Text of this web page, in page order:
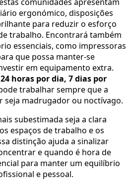
ergonómico, disposições
para reduzir o esforço
trabalho. Encontrará também
essenciais, como impressoras
que possa manter-se
em equipamento extra.
horas por dia, 7 dias por
trabalhar sempre que a
seja madrugador ou noctívago.
subestimada seja a clara
espaços de trabalho e os
distinção ajuda a sinalizar
e quando é hora de
para manter um equilíbrio
e pessoal.